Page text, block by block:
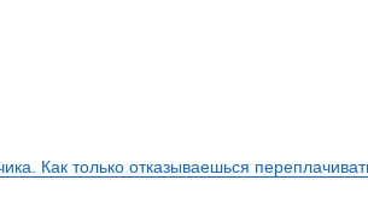
Как только отказываешься